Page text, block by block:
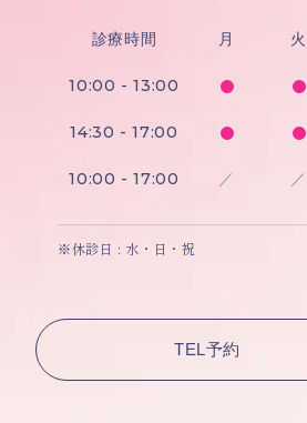
診療時間 月 火
10:00 - 13:00
14:30 - 17:00
10:00 - 17:00 ／ ／
※休診日 : 水・日・祝
TEL予約